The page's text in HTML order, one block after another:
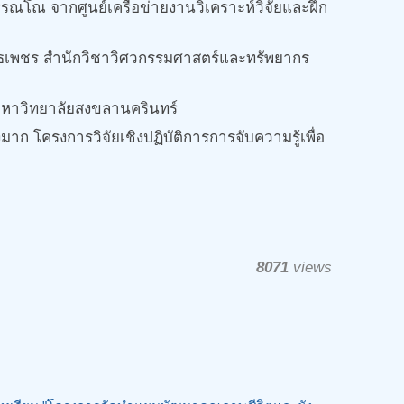
โณ จากศูนย์เครือข่ายงานวิเคราะห์วิจัยและฝึก
ชร สำนักวิชาวิศวกรรมศาสตร์และทรัพยากร
าวิทยาลัยสงขลานครินทร์
โครงการวิจัยเชิงปฏิบัติการการจับความรู้เพื่อ
8071 views